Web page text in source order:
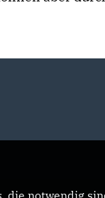
die notwendig